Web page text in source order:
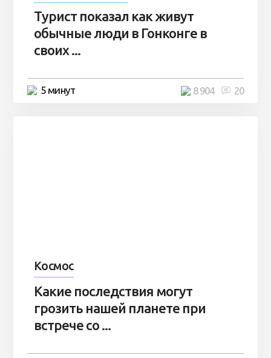
Турист показал как живут
обычные люди в Гонконге в
своих ...
5 минут 20
8 904
Космос
Какие последствия могут
грозить нашей планете при
встрече со ...